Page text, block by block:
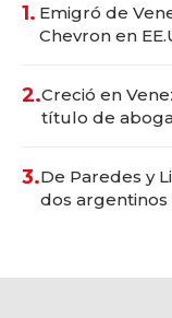
1. Emigró de
Chevron en
2.Creció en
título de
3.De Paredes y
dos